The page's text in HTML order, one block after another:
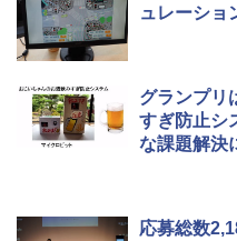
ュレーショ
グランプリ
すぎ防止シ
な課題解決
応募総数